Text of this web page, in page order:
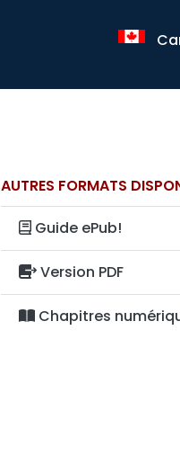
AUTRES FORMATS
Guide ePub!
Version PDF
Chapitres